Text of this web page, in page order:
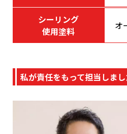
シーリング
使用塗料
オ
私が責任をもって担当しま